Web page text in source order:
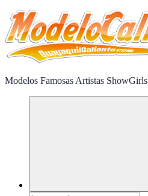
Modelos Famosas Artistas ShowGirls